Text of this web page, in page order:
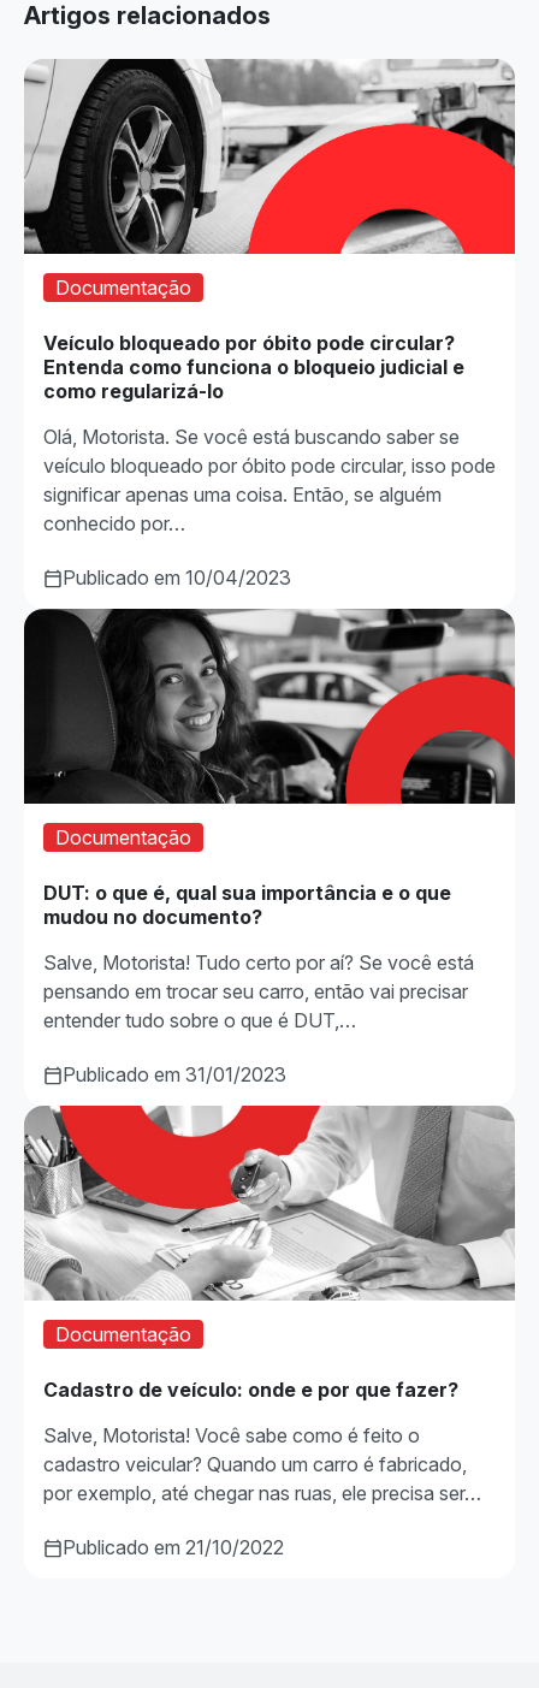
Artigos relacionados
Documentação
Veículo bloqueado por óbito pode circular?
Entenda como funciona o bloqueio judicial e
como regularizá-lo
Olá, Motorista. Se você está buscando saber se
veículo bloqueado por óbito pode circular, isso pode
significar apenas uma coisa. Então, se alguém
conhecido por…
Publicado em 10/04/2023
Documentação
DUT: o que é, qual sua importância e o que
mudou no documento?
Salve, Motorista! Tudo certo por aí? Se você está
pensando em trocar seu carro, então vai precisar
entender tudo sobre o que é DUT,…
Publicado em 31/01/2023
Documentação
Cadastro de veículo: onde e por que fazer?
Salve, Motorista! Você sabe como é feito o
cadastro veicular? Quando um carro é fabricado,
por exemplo, até chegar nas ruas, ele precisa ser…
Publicado em 21/10/2022